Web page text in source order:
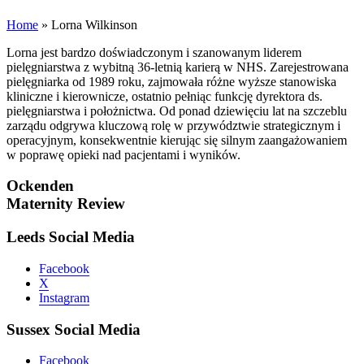
Home » Lorna Wilkinson
Lorna jest bardzo doświadczonym i szanowanym liderem
pielęgniarstwa z wybitną 36-letnią karierą w NHS. Zarejestrowana
pielęgniarka od 1989 roku, zajmowała różne wyższe stanowiska
kliniczne i kierownicze, ostatnio pełniąc funkcję dyrektora ds.
pielęgniarstwa i położnictwa. Od ponad dziewięciu lat na szczeblu
zarządu odgrywa kluczową rolę w przywództwie strategicznym i
operacyjnym, konsekwentnie kierując się silnym zaangażowaniem
w poprawę opieki nad pacjentami i wyników.
Ockenden
Maternity Review
Leeds Social Media
Facebook
X
Instagram
Sussex Social Media
Facebook